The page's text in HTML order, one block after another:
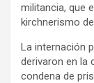
militancia, que
kirchnerismo
La internación
derivaron en la
condena de